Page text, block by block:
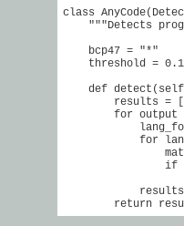
class
"""Detects
    bcp47 = "*"
threshold =
def
results =
for output
for
if
return